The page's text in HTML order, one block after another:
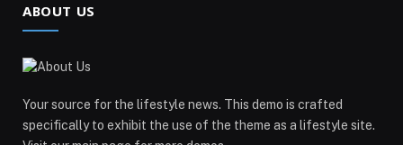
ABOUT US
Your source for the lifestyle news. This demo is crafted
specifically to exhibit the use of the theme as a lifestyle site.